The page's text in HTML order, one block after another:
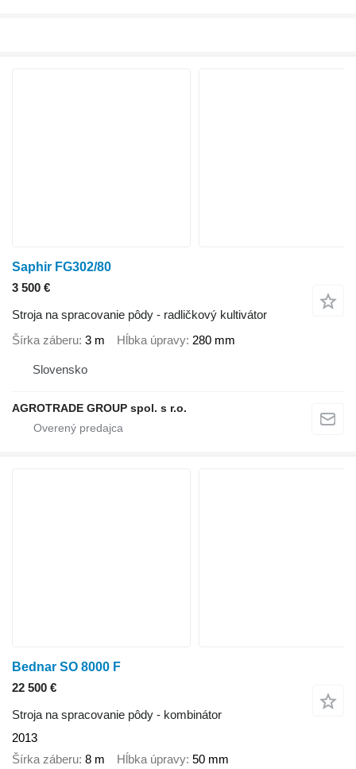
Saphir FG302/80
3 500 €
Stroja na spracovanie pôdy - radličkový kultivátor
Šírka záberu 3 m Hĺbka úpravy 280 mm
Slovensko
AGROTRADE GROUP spol. s r.o.
Bednar SO 8000 F
22 500 €
Stroja na spracovanie pôdy - kombinátor
2013
Šírka záberu 8 m Hĺbka úpravy 50 mm